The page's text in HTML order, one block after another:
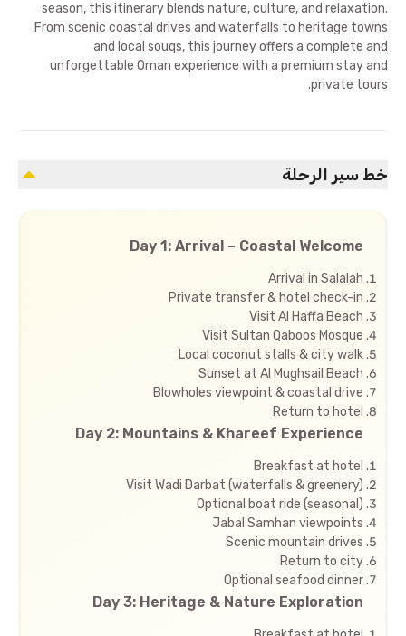
season, this itinerary blends nature, culture, and relaxation.
From scenic coastal drives and waterfalls to heritage towns
and local souqs, this journey offers a complete and
unforgettable Oman experience with a premium stay and
private tours.
خط سير الرحلة
Day 1: Arrival – Coastal Welcome
Arrival in Salalah
Private transfer & hotel check-in
Visit Al Haffa Beach
Visit Sultan Qaboos Mosque
Local coconut stalls & city walk
Sunset at Al Mughsail Beach
Blowholes viewpoint & coastal drive
Return to hotel
Day 2: Mountains & Khareef Experience
Breakfast at hotel
Visit Wadi Darbat (waterfalls & greenery)
Optional boat ride (seasonal)
Jabal Samhan viewpoints
Scenic mountain drives
Return to city
Optional seafood dinner
Day 3: Heritage & Nature Exploration